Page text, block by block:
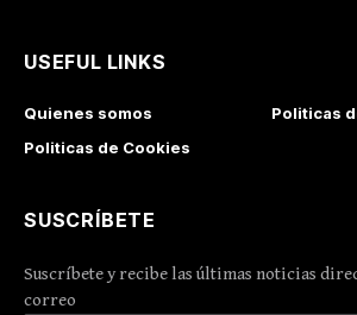
USEFUL LINKS
Quienes somos
Politicas
Politicas de Cookies
SUSCRÍBETE
Suscríbete y recibe las últimas noticias
correo